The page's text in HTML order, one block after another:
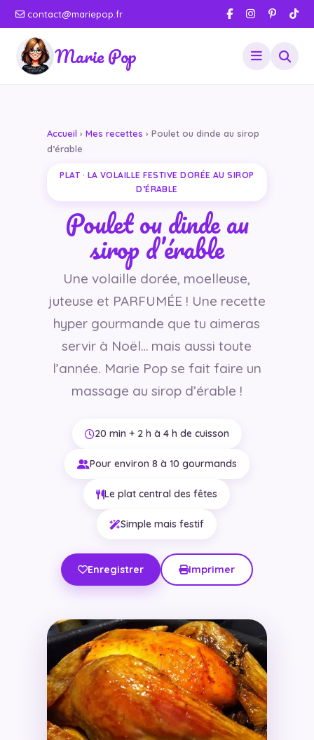
contact@mariepop.fr
Marie Pop
Accueil › Mes recettes › Poulet ou dinde au sirop
d’érable
PLAT · LA VOLAILLE FESTIVE DORÉE AU SIROP
D’ÉRABLE
Poulet ou dinde au
sirop d’érable
Une volaille dorée, moelleuse,
juteuse et PARFUMÉE ! Une recette
hyper gourmande que tu aimeras
servir à Noël… mais aussi toute
l’année. Marie Pop se fait faire un
massage au sirop d’érable !
20 min + 2 h à 4 h de cuisson
Pour environ 8 à 10 gourmands
Le plat central des fêtes
Simple mais festif
Enregistrer Imprimer